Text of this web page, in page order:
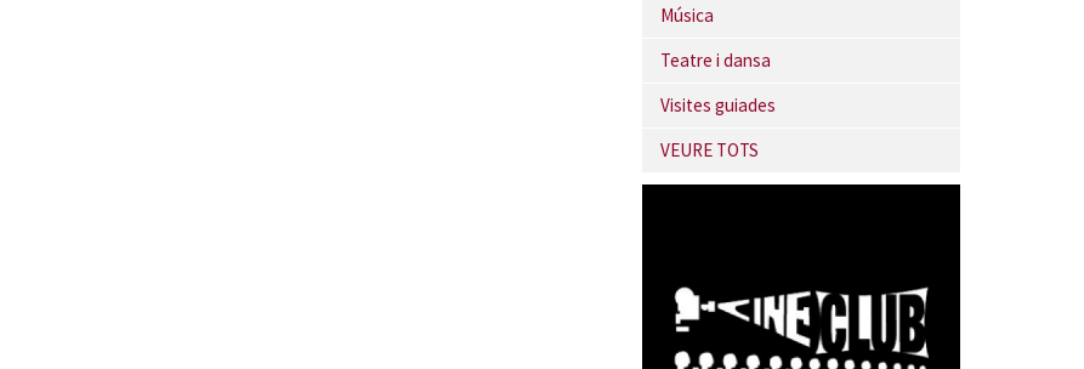
Música
Teatre i dansa
Visites guiades
VEURE TOTS